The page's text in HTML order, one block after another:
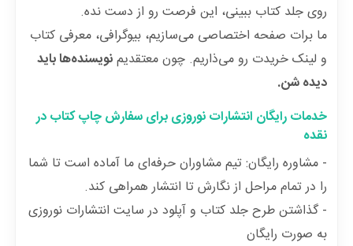
روی جلد کتاب ببینی، این فرصت رو از دست نده.
ما برات صفحه اختصاصی می‌سازیم، بیوگرافی، معرفی کتاب‌
و لینک خریدت رو می‌ذاریم. چون معتقدیمنویسنده‌ها باید
دیده شن.
خدمات رایگان انتشارات نوروزی برای سفارش چاپ کتاب در
نقده
- مشاوره رایگان: تیم مشاوران حرفه‌ای ما آماده است تا شما
را در تمام مراحل از نگارش تا انتشار همراهی کند.
- گذاشتن طرح جلد کتاب و آپلود در سایت انتشارات نوروزی
به صورت رایگان